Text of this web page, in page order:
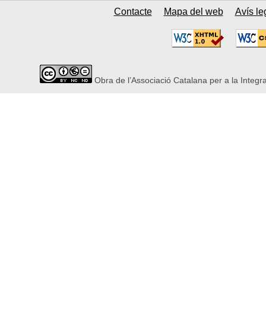
Contacte Mapa del web Avís
Obra de l’Associació Catalana per a la